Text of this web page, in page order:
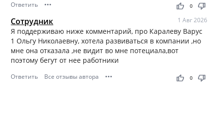
Ответить ••• thumb_up thumb_down
0
Сотрудник 1 Авг 2026
Я поддерживаю ниже комментарий, про Каралеву Варус
1 Ольгу Николаевну, хотела развиваться в компании ,но
мне она отказала ,не видит во мне потециала,вот
поэтому бегут от нее работники
Ответить Все отзывы автора ••• thumb_up thumb_down
0